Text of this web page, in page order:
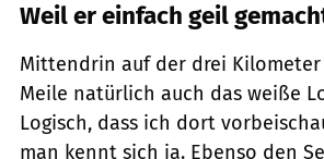
Weil er einfach geil
Mittendrin auf der drei Kilometer
Meile natürlich auch das weiße
Logisch, dass ich dort
man kennt sich ja. Ebenso den